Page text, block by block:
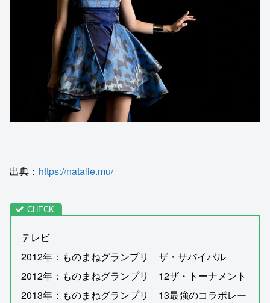
出典： https://natalie.mu/
テレビ
2012年：ものまねグランプリ ザ・サバイバル
2012年：ものまねグランプリ 12ザ・トーナメント
2013年：ものまねグランプリ 13最強のコラボレー